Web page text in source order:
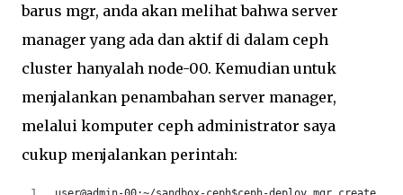
barus mgr, anda akan melihat bahwa server
manager yang ada dan aktif di dalam ceph
cluster hanyalah node-00. Kemudian untuk
menjalankan penambahan server manager,
melalui komputer ceph administrator saya
cukup menjalankan perintah: